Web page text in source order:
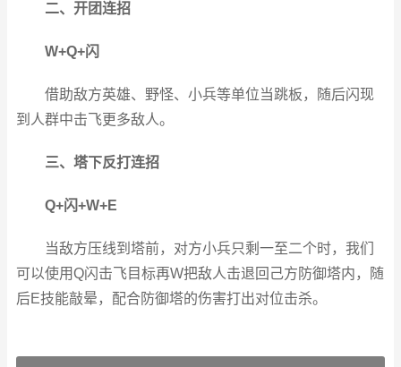
二、开团连招
W+Q+闪
借助敌方英雄、野怪、小兵等单位当跳板，随后闪现
到人群中击飞更多敌人。
三、塔下反打连招
Q+闪+W+E
当敌方压线到塔前，对方小兵只剩一至二个时，我们
可以使用Q闪击飞目标再W把敌人击退回己方防御塔内，随
后E技能敲晕，配合防御塔的伤害打出对位击杀。